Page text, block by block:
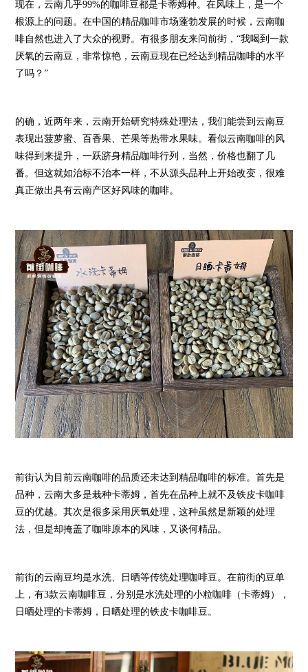
现在，云南几乎99%的咖啡豆都是卡蒂姆种。在风味上，是一个
根源上的问题。在中国的精品咖啡市场蓬勃发展的时候，云南咖
啡自然也进入了大众的视野。有很多朋友来问前街，“我喝到一款
厌氧的云南豆，非常惊艳，云南豆现在已经达到精品咖啡的水平
了吗？”
的确，近两年来，云南开始研究特殊处理法，我们能尝到云南豆
表现出菠萝蜜、百香果、芒果等热带水果味。看似云南咖啡的风
味得到来提升，一跃跻身精品咖啡行列，当然，价格也翻了几
番。但这就如治标不治本一样，不从源头品种上开始改变，很难
真正做出具有云南产区好风味的咖啡。
前街认为目前云南咖啡的品质还未达到精品咖啡的标准。首先是
品种，云南大多是栽种卡蒂姆，首先在品种上就不及铁皮卡咖啡
豆的优越。其次是很多采用厌氧处理，这种虽然是新颖的处理
法，但是却掩盖了咖啡原本的风味，又谈何精品。
前街的云南豆均是水洗、日晒等传统处理咖啡豆。在前街的豆单
上，有3款云南咖啡豆，分别是水洗处理的小粒咖啡（卡蒂姆），
日晒处理的卡蒂姆，日晒处理的铁皮卡咖啡豆。